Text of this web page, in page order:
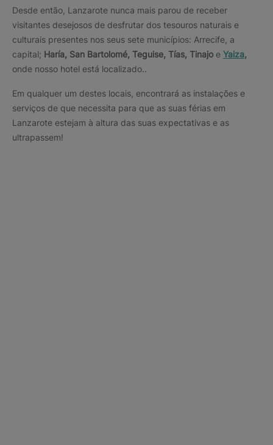
Desde então, Lanzarote nunca mais parou de receber
visitantes desejosos de desfrutar dos tesouros naturais e
culturais presentes nos seus sete municípios: Arrecife, a
capital; Haría, San Bartolomé, Teguise, Tías, Tinajo e Yaiza,
onde nosso hotel está localizado..
Em qualquer um destes locais, encontrará as instalações e
serviços de que necessita para que as suas férias em
Lanzarote estejam à altura das suas expectativas e as
ultrapassem!